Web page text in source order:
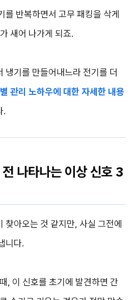
를 반복하면서 고무 패킹을 삭게
새어 나가게 되죠.
냉기를 만들어내느라 전기를 더
관리 노하우에 대한 자세한 내용
.
나타나는 이상 신호 3
찾아오는 것 같지만, 사실 그전에
니다.
, 이 신호를 초기에 발견하면 간